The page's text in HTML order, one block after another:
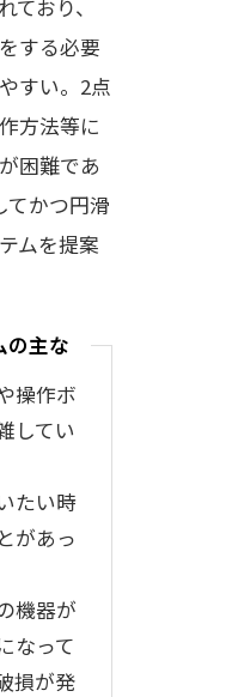
ており、
する必要
すい。2点
方法等に
困難であ
てかつ円滑
ムを提案
主な
操作ボ
してい
たい時
があっ
機器が
なって
損が発